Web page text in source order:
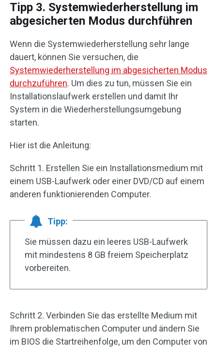
Tipp 3. Systemwiederherstellung im
abgesicherten Modus durchführen
Wenn die Systemwiederherstellung sehr lange
dauert, können Sie versuchen, die
Systemwiederherstellung im abgesicherten Modus
durchzuführen. Um dies zu tun, müssen Sie ein
Installationslaufwerk erstellen und damit Ihr
System in die Wiederherstellungsumgebung
starten.
Hier ist die Anleitung:
Schritt 1. Erstellen Sie ein Installationsmedium mit
einem USB-Laufwerk oder einer DVD/CD auf einem
anderen funktionierenden Computer.
Tipp:
Sie müssen dazu ein leeres USB-Laufwerk
mit mindestens 8 GB freiem Speicherplatz
vorbereiten.
Schritt 2. Verbinden Sie das erstellte Medium mit
Ihrem problematischen Computer und ändern Sie
im BIOS die Startreihenfolge, um den Computer von